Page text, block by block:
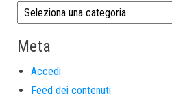
Meta
Accedi
Feed dei contenuti